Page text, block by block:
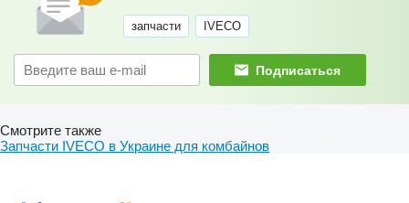
запчасти IVECO
Подписаться
Смотрите также
Запчасти IVECO в Украине для комбайнов